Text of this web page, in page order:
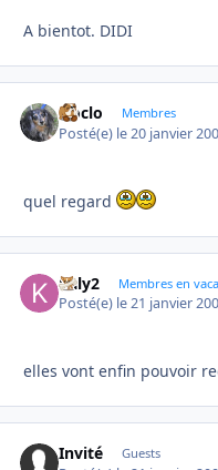
A bientot. DIDI
cloclo Membres
Posté(e) le 20 janvier
quel regard
kaly2 Membres en
Posté(e) le 21 janvier
elles vont enfin pouvoir
Invité Guests